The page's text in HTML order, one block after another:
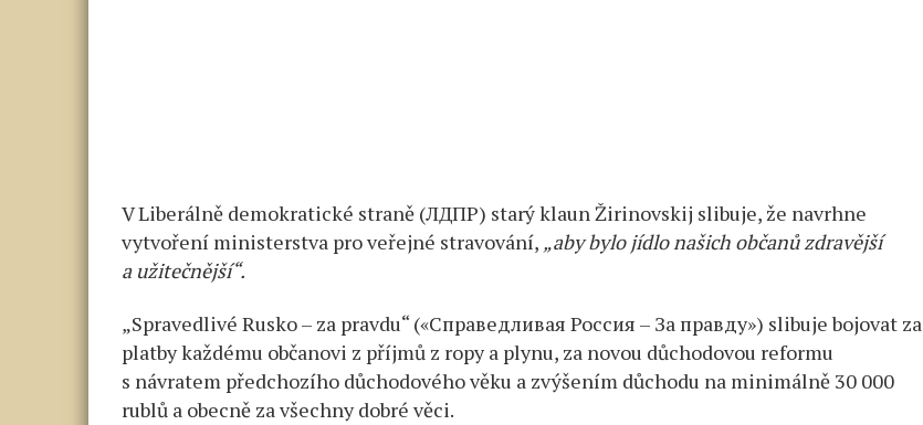
V Liberálně demokratické straně (ЛДПР) starý klaun Žirinovskij slibuje, že navrhne
vytvoření ministerstva pro veřejné stravování, „aby bylo jídlo našich občanů zdravější
a užitečnější“.
„Spravedlivé Rusko – za pravdu“ («Справедливая Россия – За правду») slibuje bojovat za
platby každému občanovi z příjmů z ropy a plynu, za novou důchodovou reformu
s návratem předchozího důchodového věku a zvýšením důchodu na minimálně 30 000
rublů a obecně za všechny dobré věci.